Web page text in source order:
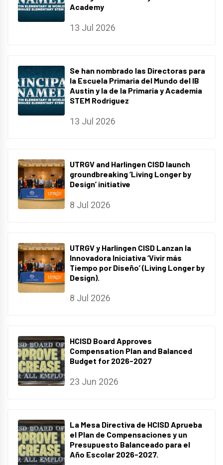
Academy
13 Jul 2026
Se han nombrado las Directoras para
la Escuela Primaria del Mundo del IB
Austin y la de la Primaria y Academia
STEM Rodriguez
13 Jul 2026
UTRGV and Harlingen CISD launch
groundbreaking ‘Living Longer by
Design’ initiative
8 Jul 2026
UTRGV y Harlingen CISD Lanzan la
Innovadora Iniciativa ‘Vivir más
Tiempo por Diseño’ (Living Longer by
Design).
8 Jul 2026
HCISD Board Approves
Compensation Plan and Balanced
Budget for 2026-2027
23 Jun 2026
La Mesa Directiva de HCISD Aprueba
el Plan de Compensaciones y un
Presupuesto Balanceado para el
Año Escolar 2026-2027.